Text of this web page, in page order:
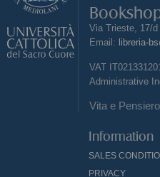
Via Trieste, 17/
Email: libreria-
VAT
Administrative
Vita e
Information
SALES
PRIVACY